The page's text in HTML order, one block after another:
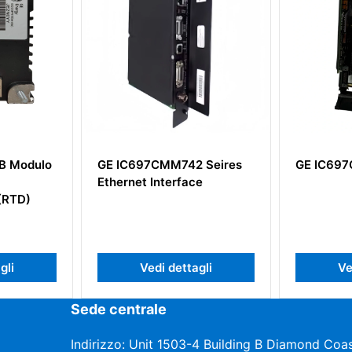
Seires
GE IC697CPU782
Vedi dettagli
GE
Sede centrale
Indirizzo: Unit 1503-4 Building B Diamond